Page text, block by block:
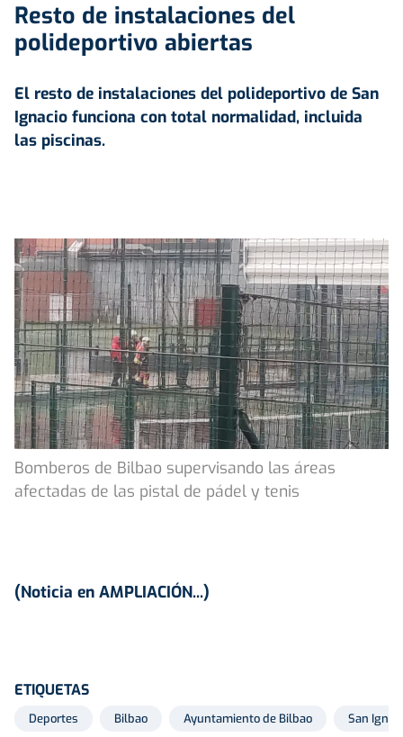
Resto de instalaciones del
polideportivo abiertas
El resto de instalaciones del polideportivo de San
Ignacio funciona con total normalidad, incluida
las piscinas.
Bomberos de Bilbao supervisando las áreas
afectadas de las pistal de pádel y tenis
(Noticia en AMPLIACIÓN...)
ETIQUETAS
Deportes Bilbao Ayuntamiento de Bilbao San